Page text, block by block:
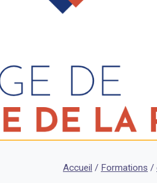
Accueil / Formations /